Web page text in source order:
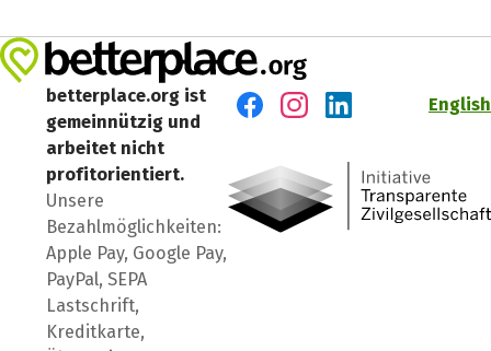
betterplace.org ist
gemeinnützig und
arbeitet nicht
profitorientiert.
Unsere
Bezahlmöglichkeiten:
Apple Pay, Google Pay,
PayPal, SEPA
Lastschrift,
Kreditkarte,
English